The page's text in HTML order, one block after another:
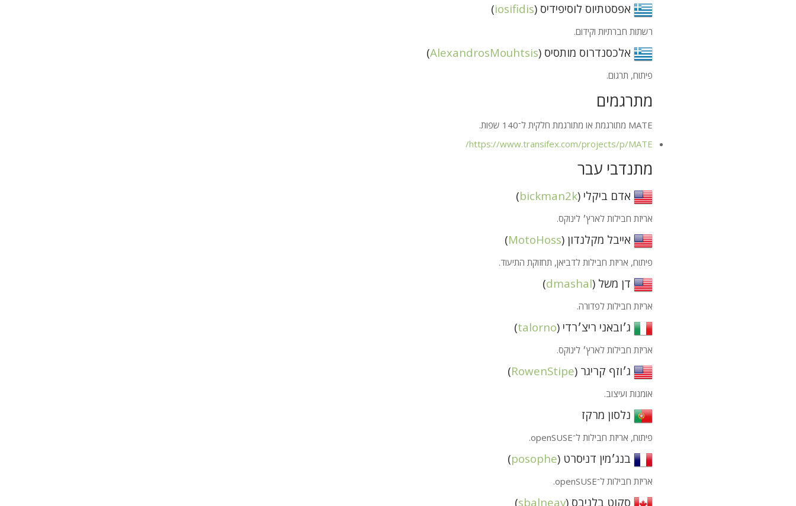
אפסטתיוס לוסיפידיס (iosifidis
)
רשתות חברתיות וקידום.
אלכסנדרוס מותסיס (AlexandrosMouhtsis
)
פיתוח, תרגום.
מתרגמים
MATE מתורגמת או מתורגמת חלקית ל־140 שפות.
https://www.transifex.com/projects/p/MATE
/
מתנדבי עבר
אדם ביקלי (bickman2k
)
אריזת חבילות לארץ׳ לינוקס.
אייבל מקלנדון (MotoHoss
)
פיתוח, אריזת חבילות לדביאן, תחזוקת התיעוד.
דן משל (dmashal
)
אריזת חבילות לפדורה.
ג׳ובאני ריצ׳רדי (talorno
)
אריזת חבילות לארץ׳ לינוקס.
ג׳וזף קריגר (RowenStipe
)
אומנות ועיצוב.
נלסון מרקז
פיתוח, אריזת חבילות ל־openSUSE.
בנג׳מין דניסרט (posophe
)
אריזת חבילות ל־openSUSE.
סקוט בלניבס (sbalneav
)